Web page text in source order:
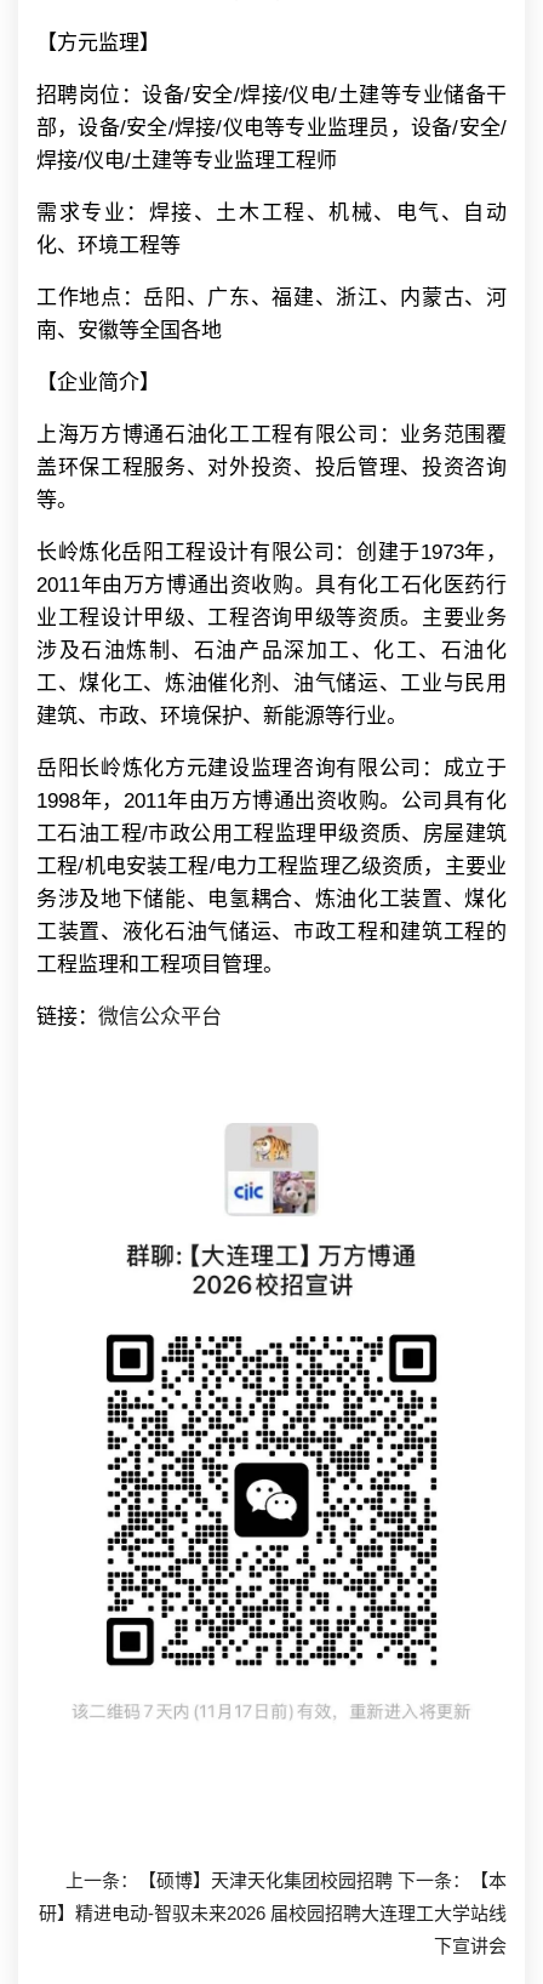
【方元监理】
招聘岗位：设备/安全/焊接/仪电/土建等专业储备干
部，设备/安全/焊接/仪电等专业监理员，设备/安全/
焊接/仪电/土建等专业监理工程师
需求专业：焊接、土木工程、机械、电气、自动
化、环境工程等
工作地点：岳阳、广东、福建、浙江、内蒙古、河
南、安徽等全国各地
【企业简介】
上海万方博通石油化工工程有限公司：业务范围覆
盖环保工程服务、对外投资、投后管理、投资咨询
等。
长岭炼化岳阳工程设计有限公司：创建于1973年，
2011年由万方博通出资收购。具有化工石化医药行
业工程设计甲级、工程咨询甲级等资质。主要业务
涉及石油炼制、石油产品深加工、化工、石油化
工、煤化工、炼油催化剂、油气储运、工业与民用
建筑、市政、环境保护、新能源等行业。
岳阳长岭炼化方元建设监理咨询有限公司：成立于
1998年，2011年由万方博通出资收购。公司具有化
工石油工程/市政公用工程监理甲级资质、房屋建筑
工程/机电安装工程/电力工程监理乙级资质，主要业
务涉及地下储能、电氢耦合、炼油化工装置、煤化
工装置、液化石油气储运、市政工程和建筑工程的
工程监理和工程项目管理。
链接： 微信公众平台
上一条： 【硕博】天津天化集团校园招聘 下一条：
【本
研】精进电动-智驭未来2026 届校园招聘大连理工大学站线
下宣讲会